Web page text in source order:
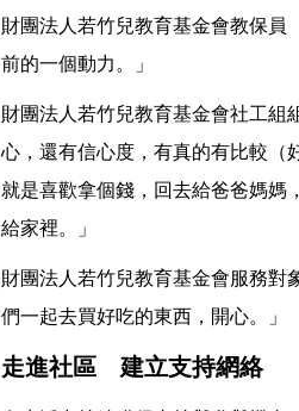
財團法人若竹兒教育基金會教保
前的一個動力。」
財團法人若竹兒教育基金會社工
心，還有信心度，有真的有比較（
就是喜歡拿個錢，回去給爸爸媽媽
給家裡。」
財團法人若竹兒教育基金會服務
們一起去買好吃的東西，開心。」
走進社區 建立支持網絡